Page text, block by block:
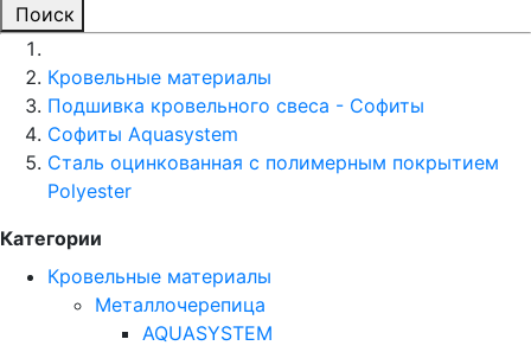
Поиск
Кровельные материалы
Подшивка кровельного свеса - Софиты
Софиты Aquasystem
Сталь оцинкованная с полимерным покрытием
Polyester
Категории
Кровельные материалы
Металлочерепица
AQUASYSTEM